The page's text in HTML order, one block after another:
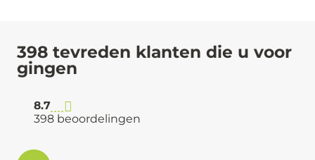
398 tevreden klanten die u voor
gingen
8.7
398 beoordelingen